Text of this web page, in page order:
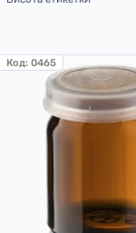
Код: 0465